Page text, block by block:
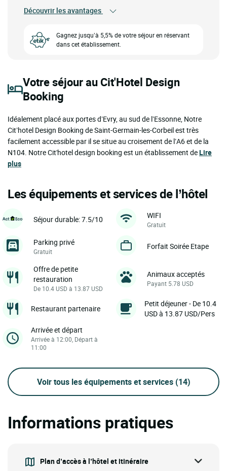
Découvrir les avantages
Gagnez jusqu’à 5,5% de votre séjour en réservant
dans cet établissement.
Votre séjour au Cit'Hotel Design
Booking
Idéalement placé aux portes d’Evry, au sud de l’Essonne, Notre
Cit’hotel Design Booking de Saint-Germain-les-Corbeil est très
facilement accessible par il se situe au croisement de l’A6 et de la
N104. Notre Cit'hotel design booking est un établissement deLire
plus
Les équipements et services de l’hôtel
Séjour durable: 7.5/10 WIFI
Gratuit
Parking privé
Gratuit
Forfait Soirée Etape
Offre de petite
restauration
De 10.4 USD à 13.87 USD
Animaux acceptés
Payant 5.78 USD
Restaurant partenaire
Petit déjeuner - De 10.4
USD à 13.87 USD/Pers
Arrivée et départ
Arrivée à 12:00, Départ à
11:00
Voir tous les équipements et services (14)
Informations pratiques
Plan d’accès à l’hôtel et itinéraire